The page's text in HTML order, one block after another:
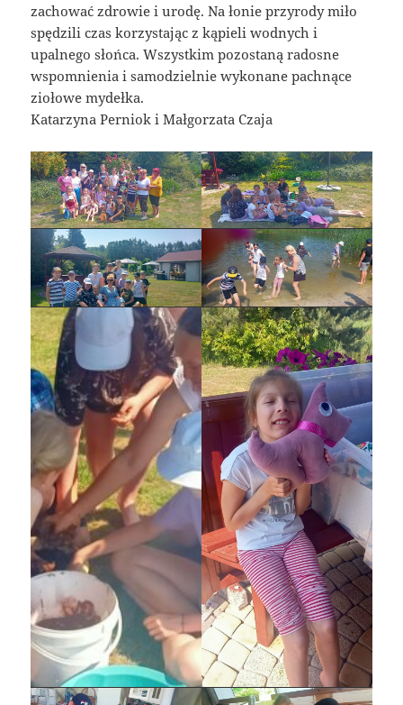
zachować zdrowie i urodę. Na łonie przyrody miło
spędzili czas korzystając z kąpieli wodnych i
upalnego słońca. Wszystkim pozostaną radosne
wspomnienia i samodzielnie wykonane pachnące
ziołowe mydełka.
Katarzyna Perniok i Małgorzata Czaja